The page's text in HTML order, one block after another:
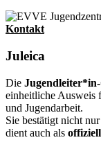
Kontakt
Juleica
Die
einheitliche Ausweis
und Jugendarbeit.
Sie bestätigt nicht
dient auch als